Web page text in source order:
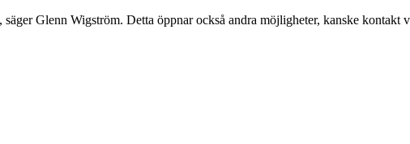
Glenn Wigström. Detta öppnar också andra möjligheter, kanske